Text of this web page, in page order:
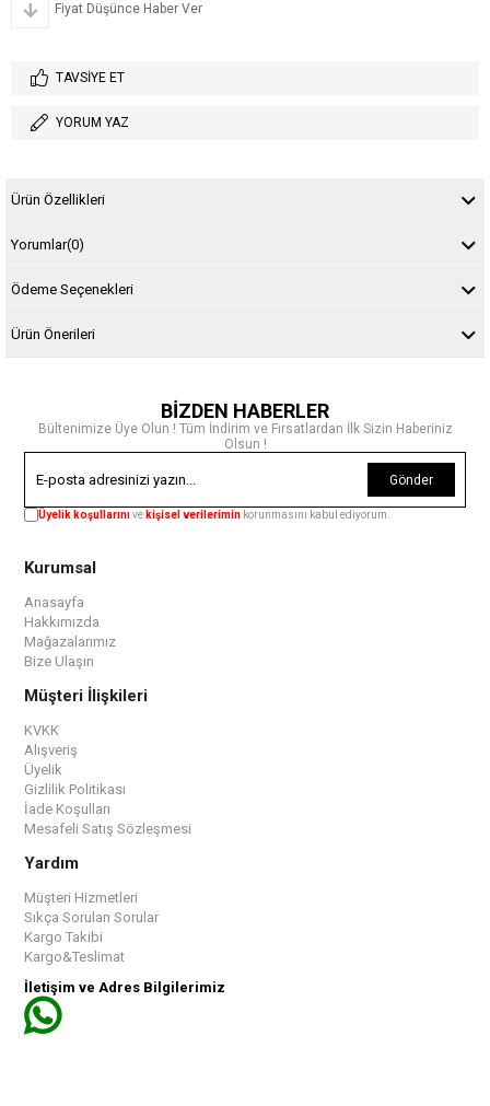
Fiyat Düşünce Haber Ver
TAVSIYE ET
YORUM YAZ
Ürün Özellikleri
Yorumlar(0)
Ödeme Seçenekleri
Ürün Önerileri
BİZDEN HABERLER
Bültenimize Üye Olun ! Tüm İndirim ve Fırsatlardan İlk Sizin Haberiniz
Olsun !
Gönder
Üyelik koşullarınıve kişisel verilerimin korunmasını kabul ediyorum.
Kurumsal
Anasayfa
Hakkımızda
Mağazalarımız
Bize Ulaşın
Müşteri İlişkileri
KVKK
Alışveriş
Üyelik
Gizlilik Politikası
İade Koşulları
Mesafeli Satış Sözleşmesi
Yardım
Müşteri Hizmetleri
Sıkça Sorulan Sorular
Kargo Takibi
Kargo&Teslimat
İletişim ve Adres Bilgilerimiz